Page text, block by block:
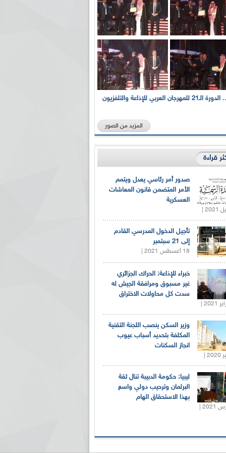
بالصور... الدورة الـ21 للمهرجان العربي للإذاعة والتلفزيون
المزيد من الصور
قراءة
صدور أمر رئاسي يعدل ويتمم
الأمر المتضمن قانون المعاشات
العسكرية
تأجيل الدخول المدرسي القادم
إلى 21 سبتمبر
18 أغسطس 2021 |
خبراء للإذاعة: الحراك الجزائري
غير مسبوق ومرافقة الجيش له
سدت كل محاولات الاختراق
وزير السكن ينصب اللجنة التقنية
المكلفة بتحديد أسباب عيوب
انجاز السكنات
ليبيا: حكومة الدبيبة تنال ثقة
البرلمان وترحيب دولي واسع
بهذا الاستحقاق الهام